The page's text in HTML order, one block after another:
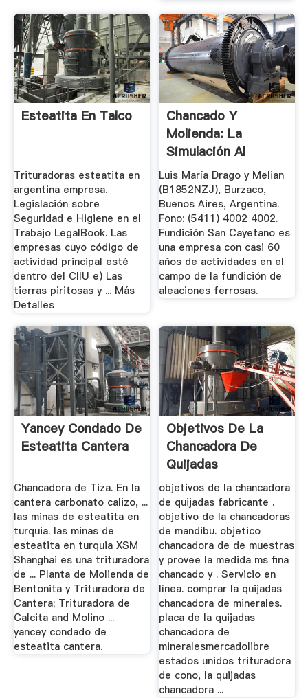
Esteatita En Talco
Trituradoras esteatita en
argentina empresa.
Legislación sobre
Seguridad e Higiene en el
Trabajo LegalBook. Las
empresas cuyo código de
actividad principal esté
dentro del CIIU e) Las
tierras piritosas y ... Más
Detalles
Chancado Y
Molienda: La
Simulación Al
Servicio De Un
Mejor ...
Luis María Drago y Melian
(B1852NZJ), Burzaco,
Buenos Aires, Argentina.
Fono: (5411) 4002 4002.
Fundición San Cayetano es
una empresa con casi 60
años de actividades en el
campo de la fundición de
aleaciones ferrosas.
Yancey Condado De
Esteatita Cantera
Chancadora de Tiza. En la
cantera carbonato calizo, ...
las minas de esteatita en
turquia. las minas de
esteatita en turquia XSM
Shanghai es una trituradora
de ... Planta de Molienda de
Bentonita y Trituradora de
Cantera; Trituradora de
Calcita and Molino ...
yancey condado de
esteatita cantera.
Objetivos De La
Chancadora De
Quijadas
objetivos de la chancadora
de quijadas fabricante .
objetivo de la chancadoras
de mandibu. objetico
chancadora de de muestras
y provee la medida ms fina
chancado y . Servicio en
línea. comprar la quijadas
chancadora de minerales.
placa de la quijadas
chancadora de
mineralesmercadolibre
estados unidos trituradora
de cono, la quijadas
chancadora ...